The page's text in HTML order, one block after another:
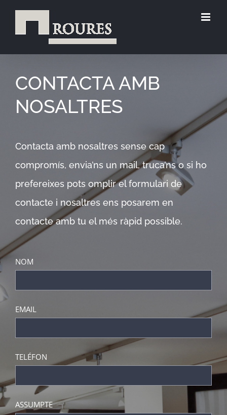
CONTACTA AMB
NOSALTRES
Contacta amb nosaltres sense cap
compromís, envia’ns un mail, truca’ns o si ho
prefereixes pots omplir el formulari de
contacte i nosaltres ens posarem en
contacte amb tu el més ràpid possible.
NOM
EMAIL
TELÉFON
ASSUMPTE